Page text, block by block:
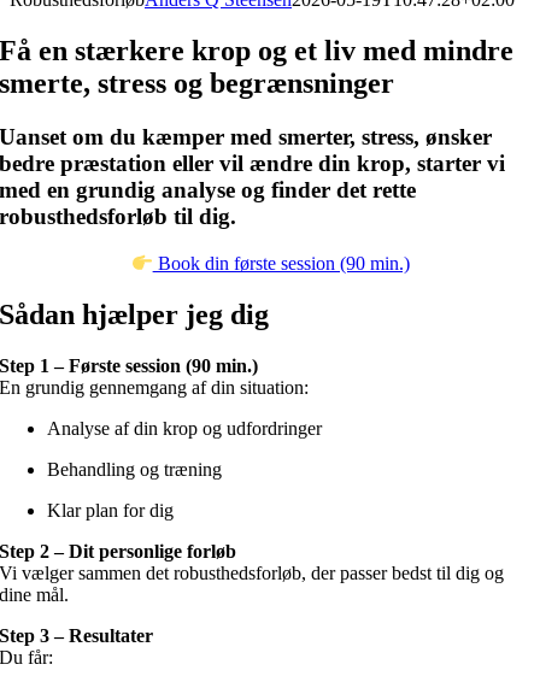
Få en stærkere krop og et liv med mindre
smerte, stress og begrænsninger
Uanset om du kæmper med smerter, stress, ønsker
bedre præstation eller vil ændre din krop, starter vi
med en grundig analyse og finder det rette
robusthedsforløb til dig.
Book din første session (90 min.)
Sådan hjælper jeg dig
Step 1 – Første session (90 min.)
En grundig gennemgang af din situation:
Analyse af din krop og udfordringer
Behandling og træning
Klar plan for dig
Step 2 – Dit personlige forløb
Vi vælger sammen det robusthedsforløb, der passer bedst til dig og
dine mål.
Step 3 – Resultater
Du får: